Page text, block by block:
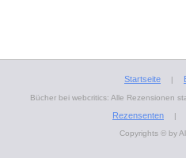
Startseite |
Bücher bei webcritics: Alle Rezensionen
Rezensenten
|
Copyrights © by